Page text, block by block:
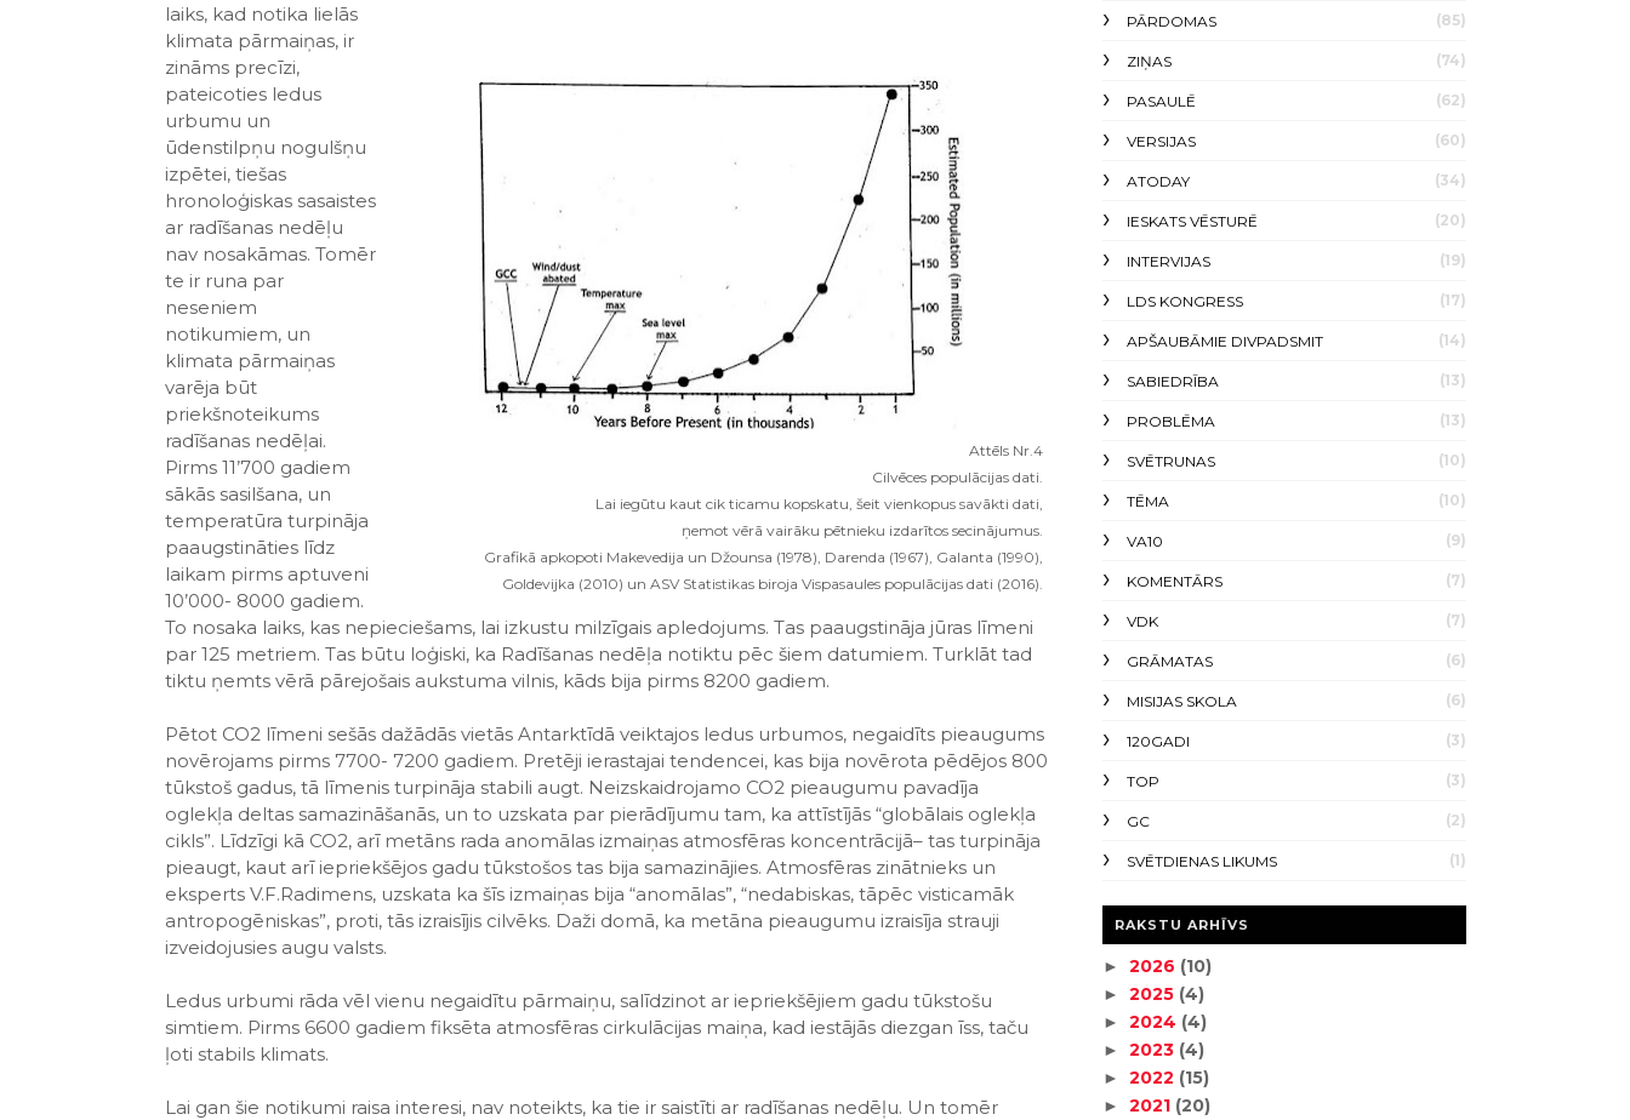
Attēls Nr.4
Cilvēces populācijas dati.
Lai iegūtu kaut cik ticamu kopskatu, šeit vienkopus savākti dati,
ņemot vērā vairāku pētnieku izdarītos secinājumus.
Grafikā apkopoti Makevedija un Džounsa (1978), Darenda (1967), Galanta (1990),
Goldevijka (2010) un ASV Statistikas biroja Vispasaules populācijas dati (2016).
laiks, kad notika lielās
klimata pārmaiņas, ir
zināms precīzi,
pateicoties ledus
urbumu un
ūdenstilpņu nogulšņu
izpētei, tiešas
hronoloģiskas sasaistes
ar radīšanas nedēļu
nav nosakāmas. Tomēr
te ir runa par
neseniem
notikumiem, un
klimata pārmaiņas
varēja būt
priekšnoteikums
radīšanas nedēļai.
Pirms 11’700 gadiem
sākās sasilšana, un
temperatūra turpināja
paaugstināties līdz
laikam pirms aptuveni
10’000- 8000 gadiem.
To nosaka laiks, kas nepieciešams, lai izkustu milzīgais apledojums. Tas paaugstināja jūras līmeni
par 125 metriem. Tas būtu loģiski, ka Radīšanas nedēļa notiktu pēc šiem datumiem. Turklāt tad
tiktu ņemts vērā pārejošais aukstuma vilnis, kāds bija pirms 8200 gadiem.
Pētot CO2 līmeni sešās dažādās vietās Antarktīdā veiktajos ledus urbumos, negaidīts pieaugums
novērojams pirms 7700- 7200 gadiem. Pretēji ierastajai tendencei, kas bija novērota pēdējos 800
tūkstoš gadus, tā līmenis turpināja stabili augt. Neizskaidrojamo CO2 pieaugumu pavadīja
oglekļa deltas samazināšanās, un to uzskata par pierādījumu tam, ka attīstījās “globālais oglekļa
cikls”. Līdzīgi kā CO2, arī metāns rada anomālas izmaiņas atmosfēras koncentrācijā– tas turpināja
pieaugt, kaut arī iepriekšējos gadu tūkstošos tas bija samazinājies. Atmosfēras zinātnieks un
eksperts V.F.Radimens, uzskata ka šīs izmaiņas bija “anomālas”, “nedabiskas, tāpēc visticamāk
antropogēniskas”, proti, tās izraisījis cilvēks. Daži domā, ka metāna pieaugumu izraisīja strauji
izveidojusies augu valsts.
Ledus urbumi rāda vēl vienu negaidītu pārmaiņu, salīdzinot ar iepriekšējiem gadu tūkstošu
simtiem. Pirms 6600 gadiem fiksēta atmosfēras cirkulācijas maiņa, kad iestājās diezgan īss, taču
ļoti stabils klimats.
Lai gan šie notikumi raisa interesi, nav noteikts, ka tie ir saistīti ar radīšanas nedēļu. Un tomēr
PĀRDOMAS (85)
ZIŅAS (74)
PASAULĒ (62)
VERSIJAS (60)
ATODAY (34)
IESKATS VĒSTURĒ (20)
INTERVIJAS (19)
LDS KONGRESS (17)
APŠAUBĀMIE DIVPADSMIT (14)
SABIEDRĪBA (13)
PROBLĒMA (13)
SVĒTRUNAS (10)
TĒMA (10)
VA10 (9)
KOMENTĀRS (7)
VDK (7)
GRĀMATAS (6)
MISIJAS SKOLA (6)
120GADI (3)
TOP (3)
GC (2)
SVĒTDIENAS LIKUMS (1)
RAKSTU ARHĪVS
► 2026 (10)
► 2025 (4)
► 2024 (4)
► 2023 (4)
► 2022 (15)
► 2021 (20)